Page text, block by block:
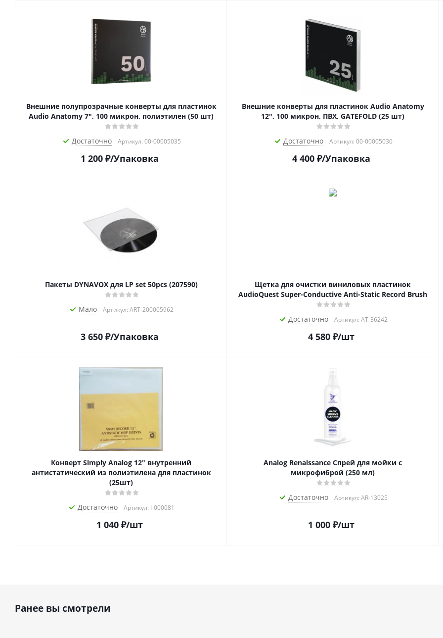
Внешние полупрозрачные конверты для пластинок
Audio Anatomy 7", 100 микрон, полиэтилен (50 шт)
Достаточно Артикул: 00-00005035
1 200₽/Упаковка
Внешние конверты для пластинок Audio Anatomy
12", 100 микрон, ПВХ, GATEFOLD (25 шт)
Достаточно Артикул: 00-00005030
4 400₽/Упаковка
Пакеты DYNAVOX для LP set 50pcs (207590)
Мало Артикул: ART-200005962
3 650₽/Упаковка
Щетка для очистки виниловых пластинок
AudioQuest Super-Conductive Anti-Static Record Brush
Достаточно Артикул: AT-36242
4 580₽/шт
Конверт Simply Analog 12" внутренний
антистатический из полиэтилена для пластинок
(25шт)
Достаточно Артикул: I-000081
1 040₽/шт
Analog Renaissance Спрей для мойки с
микрофиброй (250 мл)
Достаточно Артикул: AR-13025
1 000₽/шт
Ранее вы смотрели